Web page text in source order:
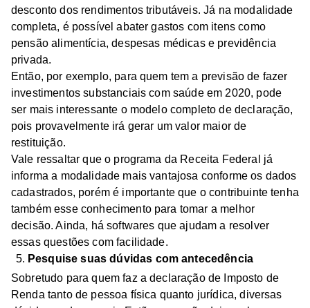
desconto dos rendimentos tributáveis. Já na modalidade
completa, é possível abater gastos com itens como
pensão alimentícia, despesas médicas e previdência
privada.
Então, por exemplo, para quem tem a previsão de fazer
investimentos substanciais com saúde em 2020, pode
ser mais interessante o modelo completo de declaração,
pois provavelmente irá gerar um valor maior de
restituição.
Vale ressaltar que o programa da Receita Federal já
informa a modalidade mais vantajosa conforme os dados
cadastrados, porém é importante que o contribuinte tenha
também esse conhecimento para tomar a melhor
decisão. Ainda, há softwares que ajudam a resolver
essas questões com facilidade.
Pesquise suas dúvidas com antecedência
Sobretudo para quem faz a declaração de Imposto de
Renda tanto de pessoa física quanto jurídica, diversas